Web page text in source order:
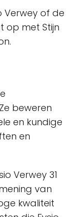
Verwey of de
op met Stijn
beweren
en kundige
en
Verwey 31
van
kwaliteit